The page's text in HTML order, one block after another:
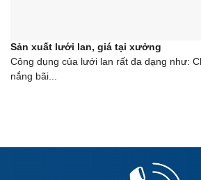
Sản xuất lưới lan, giá tại xưởng
Công dụng của lưới lan rất đa dạng như:
nắng bãi...